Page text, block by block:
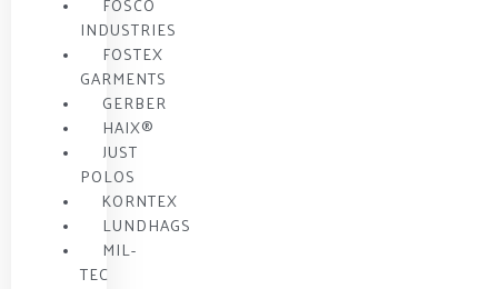
INDUSTRIES
FOSTEX
GARMENTS
GERBER
HAIX®
JUST
POLOS
KORNTEX
LUNDHAGS
MIL-
TEC